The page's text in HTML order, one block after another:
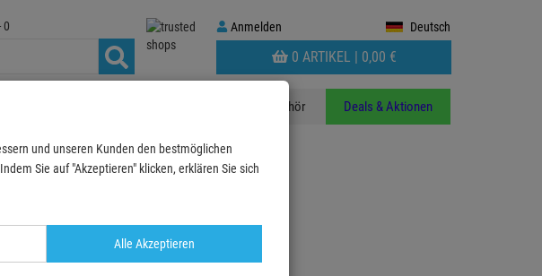
Anmelden
Anmelden Deutsch
WARENKORB
AUFKLAPPEN
0 ARTIKEL | 0,00 €
0
Zubehör Deals & Aktionen
Werkzeug
und unseren Kunden den bestmöglichen
Sie auf "Akzeptieren" klicken, erklären Sie sich
Alle Akzeptieren